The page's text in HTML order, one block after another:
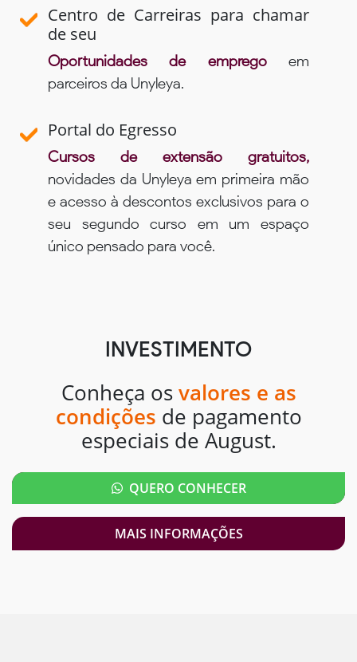
Centro de Carreiras para chamar
de seu
Oportunidades de empregoem
parceiros da Unyleya.
Portal do Egresso
Cursos de extensão gratuitos,
novidades da Unyleya em primeira mão
e acesso à descontos exclusivos para o
seu segundo curso em um espaço
único pensado para você.
INVESTIMENTO
Conheça os valores e as
condições de pagamento
especiais de August.
QUERO CONHECER
MAIS INFORMAÇÕES